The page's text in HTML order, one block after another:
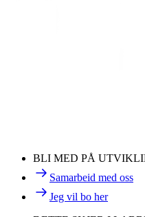
BLI MED PÅ
Samarbeid med oss
Jeg vil bo her